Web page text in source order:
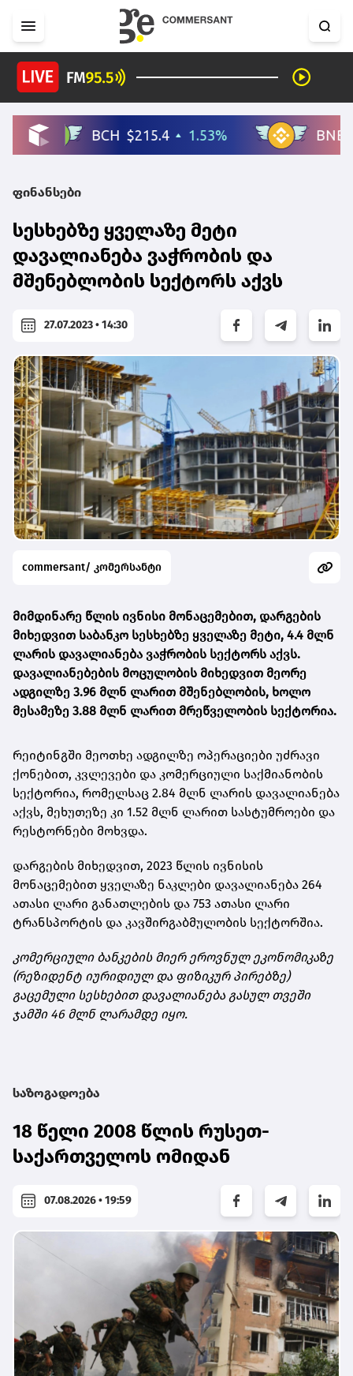
ფინანსები
სესხებზე ყველაზე მეტი
დავალიანება ვაჭრობის და
მშენებლობის სექტორს აქვს
27.07.2023 • 14:30
commersant/ კომერსანტი
მიმდინარე წლის ივნისი მონაცემებით, დარგების
მიხედვით საბანკო სესხებზე ყველაზე მეტი, 4.4 მლნ
ლარის დავალიანება ვაჭრობის სექტორს აქვს.
დავალიანებების მოცულობის მიხედვით მეორე
ადგილზე 3.96 მლნ ლარით მშენებლობის, ხოლო
მესამეზე 3.88 მლნ ლარით მრეწველობის სექტორია.
რეიტინგში მეოთხე ადგილზე ოპერაციები უძრავი
ქონებით, კვლევები და კომერციული საქმიანობის
სექტორია, რომელსაც 2.84 მლნ ლარის დავალიანება
აქვს, მეხუთეზე კი 1.52 მლნ ლარით სასტუმროები და
რესტორნები მოხვდა.
დარგების მიხედვით, 2023 წლის ივნისის
მონაცემებით ყველაზე ნაკლები დავალიანება 264
ათასი ლარი განათლების და 753 ათასი ლარი
ტრანსპორტის და კავშირგაბმულობის სექტორშია.
კომერციული ბანკების მიერ ეროვნულ ეკონომიკაზე
(რეზიდენტ იურიდიულ და ფიზიკურ პირებზე)
გაცემული სესხებით დავალიანება გასულ თვეში
ჯამში 46 მლნ ლარამდე იყო.
საზოგადოება
18 წელი 2008 წლის რუსეთ-
საქართველოს ომიდან
07.08.2026 • 19:59